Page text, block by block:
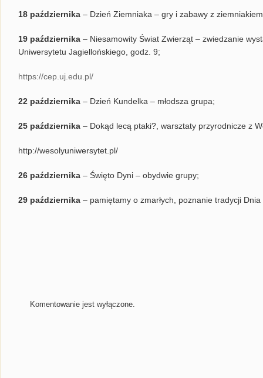
18 października – Dzień Ziemniaka – gry i zabawy z
19 października – Niesamowity Świat Zwierząt – zwiedzanie
Uniwersytetu Jagiellońskiego, godz. 9;
https://cep.uj.edu.pl/
22 października – Dzień Kundelka – młodsza grupa;
25 października – Dokąd lecą ptaki?, warsztaty przyrodnicze z
http://wesolyuniwersytet.pl/
26 października – Święto Dyni – obydwie grupy;
29 października – pamiętamy o zmarłych, poznanie tradycji
Komentowanie jest wyłączone.